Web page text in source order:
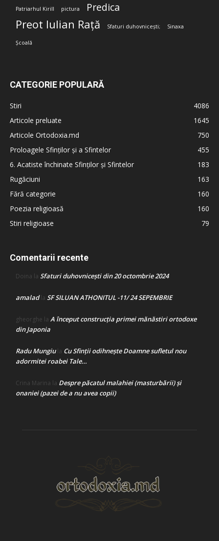
Patriarhul Kirill pictura Predica
Preot Iulian Rață Sfaturi duhovnicești; Sinaxa
Școală
CATEGORIE POPULARĂ
Stiri
4086
Articole preluate
1645
Articole Ortodoxia.md
750
Proloagele Sfinților și a Sfintelor
455
6. Acatiste închinate Sfinților și Sfintelor
183
Rugăciuni
163
Fără categorie
160
Poezia religioasă
160
Stiri religioase
79
Comentarii recente
Doina la Sfaturi duhovnicești din 20 octombrie 2024
amaladla SF SILUAN ATHONITUL -11/ 24 SEPEMBRIE
gheorghe la A început construcţia primei mănăstiri ortodoxe
din Japonia
Radu Mungiula Cu Sfinții odihnește Doamne sufletul nou
adormitei roabei Tale…
Crina Marina la Despre păcatul malahiei (masturbării) şi
onaniei (pazei de a nu avea copii)